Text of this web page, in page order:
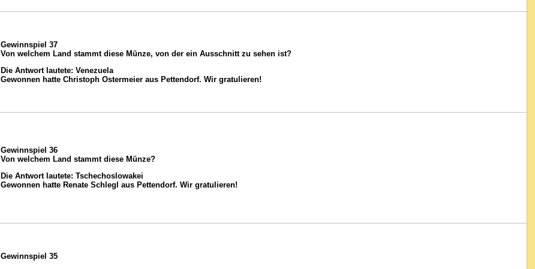
Gewinnspiel 37
Von welchem Land stammt diese Münze, von der ein Ausschnitt zu sehen ist?
Die Antwort lautete: Venezuela
Gewonnen hatte Christoph Ostermeier aus Pettendorf. Wir gratulieren!
Gewinnspiel 36
Von welchem Land stammt diese Münze?
Die Antwort lautete: Tschechoslowakei
Gewonnen hatte Renate Schlegl aus Pettendorf. Wir gratulieren!
Gewinnspiel 35